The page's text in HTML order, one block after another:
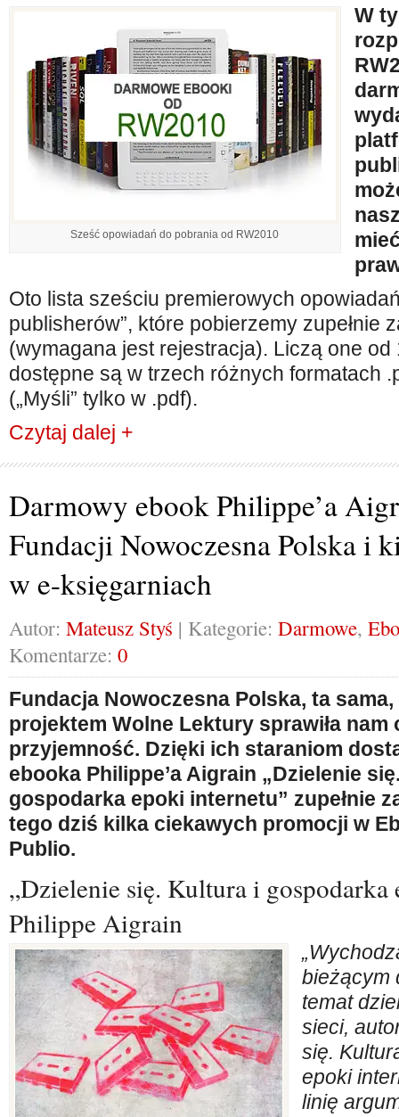
Sześć opowiadań do pobrania od RW2010
W
Oto lista sześciu premierowych
publisherów”, które pobierzemy zupełnie
(wymagana jest rejestracja). Liczą one od
dostępne są w trzech różnych formatach
(„Myśli” tylko w .pdf).
Czytaj dalej +
Darmowy ebook Philippe’a
Fundacji Nowoczesna Polska i
w e-księgarniach
Autor: Mateusz Styś | Kategorie: Darmowe,
Komentarze: 0
Fundacja Nowoczesna Polska, ta
projektem Wolne Lektury sprawiła nam
przyjemność. Dzięki ich staraniom
ebooka Philippe’a Aigrain „Dzielenie
gospodarka epoki internetu” zupełnie
tego dziś kilka ciekawych promocji w
Publio.
„Dzielenie się. Kultura i
Philippe Aigrain
bieżącym
temat
sieci,
się.
epoki
linię